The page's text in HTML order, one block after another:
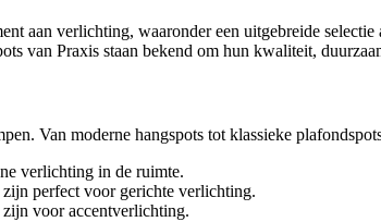
aan verlichting, waaronder een uitgebreide
van Praxis staan bekend om hun kwaliteit,
Van moderne hangspots tot klassieke
verlichting in de ruimte.
zijn perfect voor gerichte verlichting.
voor accentverlichting.